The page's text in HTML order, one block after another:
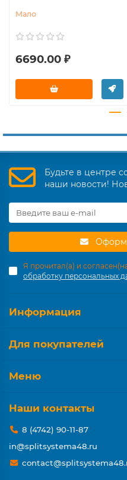
Мало
6690.00 ₽
Будьте в центре
наши новости!
Я прочитал(а) и
обработку персональных
Информация
Для покупателей
Меню
Наши контакты
8 (4742) 90-11-87
in@splitsystema48.ru